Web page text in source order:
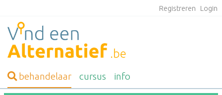
Registreren Login
behandelaar cursus info